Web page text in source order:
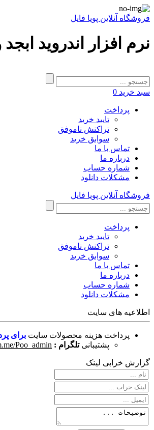
فروشگاه آنلاین پویا فایل
نرم افزار اندروید
سبد خرید 0
پرداخت
تایید خرید
تراکنش ناموفق
سوابق خرید
تماس با ما
درباره ما
شماره حساب
مشکلات دانلود
فروشگاه آنلاین پویا فایل
پرداخت
تایید خرید
تراکنش ناموفق
سوابق خرید
تماس با ما
درباره ما
شماره حساب
مشکلات دانلود
اطلاعیه های سایت
پرداخت هزینه محصولات سایت برای
پشتیبانی تلگرام : Poo_admin
گزارش خرابی لینک